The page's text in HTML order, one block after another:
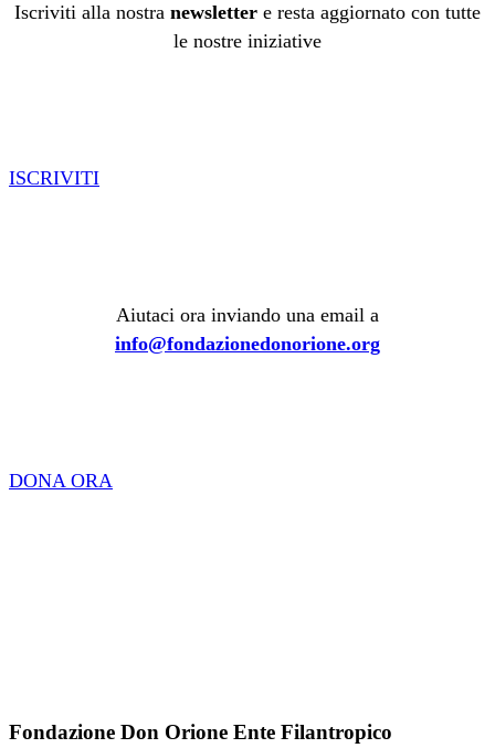
Iscriviti alla nostra newsletter e resta aggiornato con tutte
le nostre iniziative
ISCRIVITI
Aiutaci ora inviando una email a
info@fondazionedonorione.org
DONA ORA
Fondazione Don Orione Ente Filantropico